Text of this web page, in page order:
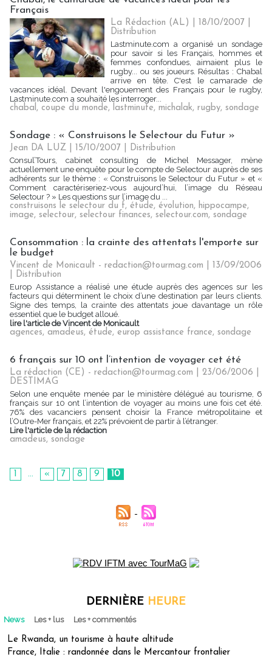
Français
La Rédaction (AL) | 18/10/2007
Distribution
Lastminute.com a organisé un sondage
pour savoir si les Français, hommes et
femmes confondues, aimaient plus le
rugby... ou ses joueurs. Résultas : Chabal
arrive en tête. C'est le camarade de
vacances idéal. Devant l'engouement des Français pour le rugby,
Lastminute.com a souhaité les interroger...
chabal, coupe du monde, lastminute, michalak, rugby, sondage
Sondage : « Construisons le Selectour du Futur »
Jean DA LUZ | 15/10/2007
Distribution
Consul’Tours, cabinet consulting de Michel Messager, mène
actuellement une enquête pour le compte de Selectour auprès de ses
adhérents sur le thème : « Construisons le Selectour du Futur » et «
Comment caractériseriez-vous aujourd’hui, l’image du Réseau
Selectour ? » Les questions sur l’image du ...
construisons le selectour du f, étude, évolution, hippocampe,
image, selectour, selectour finances, selectour.com, sondage
Consommation : la crainte des attentats l'emporte sur
le budget
Vincent de Monicault - redaction@tourmag.com | 13/09/2006
Distribution
Europ Assistance a réalisé une étude auprès des agences sur les
facteurs qui déterminent le choix d’une destination par leurs clients.
Signe des temps, la crainte des attentats joue davantage un rôle
essentiel que le budget alloué.
lire l'article de Vincent de Monicault
agences, amadeus, étude, europ assistance france, sondage
6 français sur 10 ont l’intention de voyager cet été
La rédaction (CE) - redaction@tourmag.com | 23/06/2006
DESTIMAG
Selon une enquête menée par le ministère délégué au tourisme, 6
français sur 10 ont l’intention de voyager au moins une fois cet été.
76% des vacanciers pensent choisir la France métropolitaine et
l’Outre-Mer français, et 22% prévoient de partir à l’étranger.
Lire l'article de la rédaction
amadeus, sondage
1 ... « 7 8 9 10
DERNIÈRE HEURE
News Les + lus Les + commentés
Le Rwanda, un tourisme à haute altitude
France, Italie : randonnée dans le Mercantour frontalier